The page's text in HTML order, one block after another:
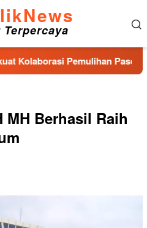
Terpercaya
Pemulihan Pascabencana dan
MH Berhasil Raih